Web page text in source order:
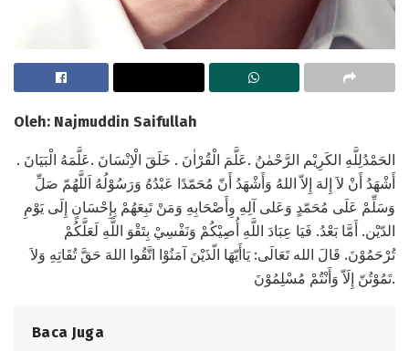
Oleh: Najmuddin Saifullah
الحَمْدُلِلَّهِ الكَرِيْم الرَّحْمٰنُ .عَلَّمَ الْقُرْاٰنَ . خَلَقَ الْاِنْسَانَ .عَلَّمَهُ الْبَيَانَ .
أَشْهَدُ أَنْ لاَ إِلهَ إِلاّ اللهُ وَأَشْهَدُ أَنّ مُحَمّدًا عَبْدُهُ وَرَسُوْلُهُ اَللَّهُمّ صَلِّ
وَسَلِّمْ عَلَى مُحَمّدٍ وَعَلى آلِهِ وِأَصْحَابِهِ وَمَنْ تَبِعَهُمْ بِإِحْسَانٍ إِلَى يَوْمِ
الدّيْن. أَمَّا بَعْدُ. فَيَا عِبَادَ اللَّهِ أُصِيْكُمْ وَنَفْسِيْ بِتَقْوَ اللَّهِ لَعَلَّكُمْ
تُرْحَمُوْنَ. قَالَ الله تَعَالَى: يَاأَيّهَا الّذَيْنَ آمَنُوْا اتَّقُوا اللهَ حَقَّ تُقَاتِهِ وَلاَ
تَمُوْتُنّ إِلَاّ وَأَنْتُمْ مُسْلِمُوْنَ.
Baca Juga